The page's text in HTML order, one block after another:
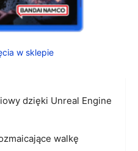
w sklepie
dzięki Unreal Engine
walkę